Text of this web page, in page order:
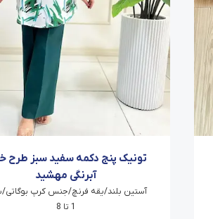
تونیک پنج دکمه سفید سبز طرح
آبرنگی مهشید
آستین بلند/یقه فرنچ/جنس کرپ بوگاتی/
1 تا 8